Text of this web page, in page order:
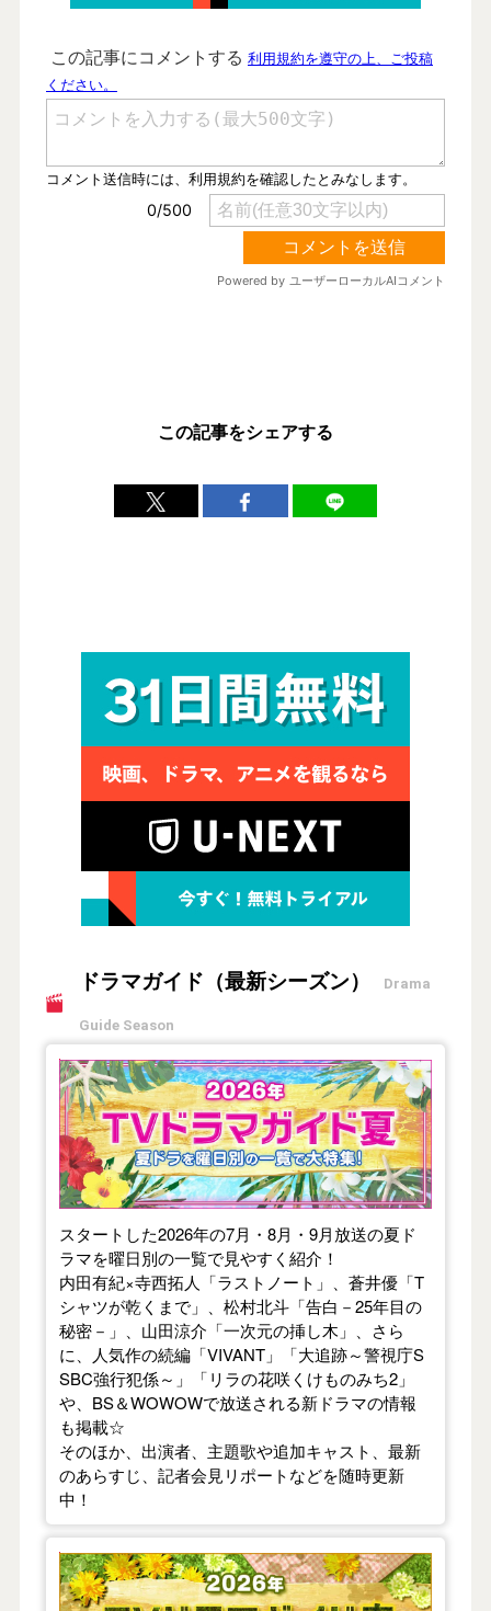
この記事をシェアする
ドラマガイド（最新シーズン） Drama
Guide Season
【2026年夏】TVドラマガイド
スタートした2026年の7月・8月・9月放送の夏ド
ラマを曜日別の一覧で見やすく紹介！
内田有紀×寺西拓人「ラストノート」、蒼井優「T
シャツが乾くまで」、松村北斗「告白－25年目の
秘密－」、山田涼介「一次元の挿し木」、さら
に、人気作の続編「VIVANT」「大追跡～警視庁S
SBC強行犯係～」「リラの花咲くけものみち2」
や、BS＆WOWOWで放送される新ドラマの情報
も掲載☆
そのほか、出演者、主題歌や追加キャスト、最新
のあらすじ、記者会見リポートなどを随時更新
中！
【2026年春】TVドラマガイド